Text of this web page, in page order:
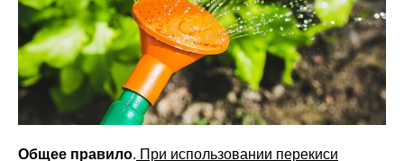
Общее правило. При использовании перекиси